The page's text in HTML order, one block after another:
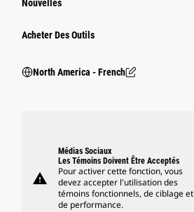
Nouvelles
Acheter Des Outils
North America - French
warning
Médias Sociaux
Les Témoins Doivent Être Acceptés
Pour activer cette fonction, vous
devez accepter l'utilisation des
témoins fonctionnels, de ciblage et
de performance.